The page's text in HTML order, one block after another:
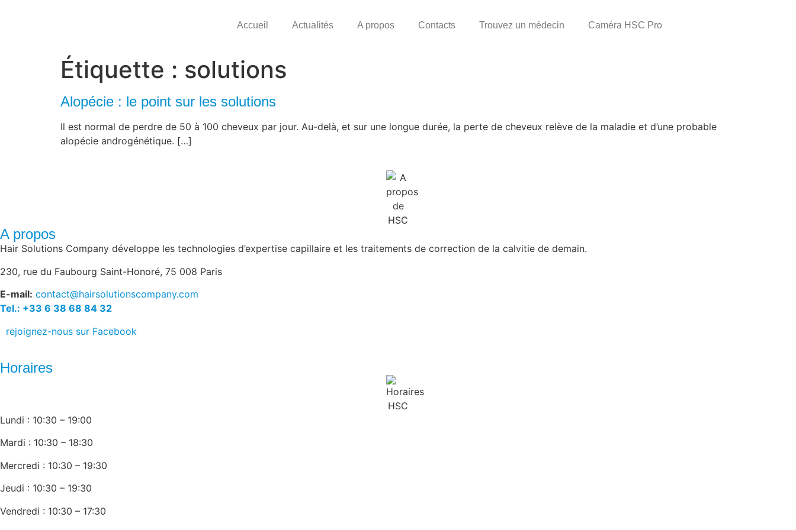
Accueil Actualités A propos Contacts Trouvez un médecin Caméra HSC Pro
Étiquette : solutions
Alopécie : le point sur les solutions
Il est normal de perdre de 50 à 100 cheveux par jour. Au-delà, et sur une longue durée, la perte de cheveux relève de la maladie et d’une probable
alopécie androgénétique. […]
A propos
Hair Solutions Company développe les technologies d’expertise capillaire et les traitements de correction de la calvitie de demain.
230, rue du Faubourg Saint-Honoré, 75 008 Paris
E-mail: contact@hairsolutionscompany.com
Tel.: +33 6 38 68 84 32
rejoignez-nous sur Facebook
Horaires
Lundi : 10:30 – 19:00
Mardi : 10:30 – 18:30
Mercredi : 10:30 – 19:30
Jeudi : 10:30 – 19:30
Vendredi : 10:30 – 17:30